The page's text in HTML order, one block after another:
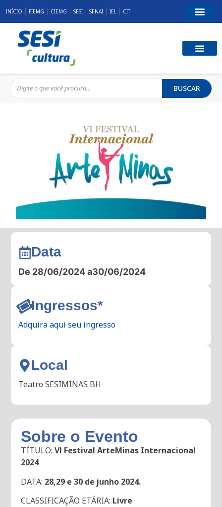
INÍCIO FIEMG CIEMG SESI SENAI IEL CIT
BUSCAR
Data
De 28/06/2024 a30/06/2024
Ingressos*
Adquira aqui seu ingresso
Local
Teatro SESIMINAS BH
Sobre o Evento
TÍTULO: Vl Festival ArteMinas Internacional
2024
DATA: 28,29 e 30 de junho 2024.
CLASSIFICAÇÃO ETÁRIA: Livre